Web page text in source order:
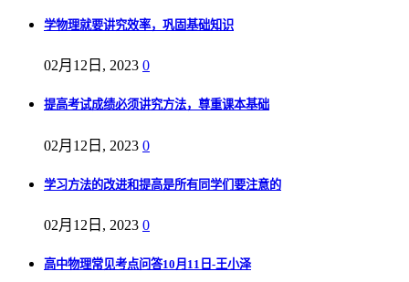
学物理就要讲究效率，巩固基础知识
02月12日, 2023 0
提高考试成绩必须讲究方法，尊重课本基础
02月12日, 2023 0
学习方法的改进和提高是所有同学们要注意的
02月12日, 2023 0
高中物理常见考点问答10月11日-王小泽